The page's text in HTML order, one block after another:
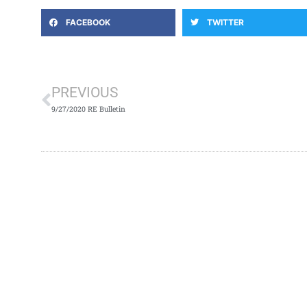
FACEBOOK TWITTER
PREVIOUS
9/27/2020 RE Bulletin